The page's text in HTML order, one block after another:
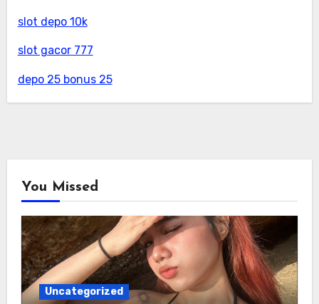
slot depo 10k
slot gacor 777
depo 25 bonus 25
You Missed
Uncategorized